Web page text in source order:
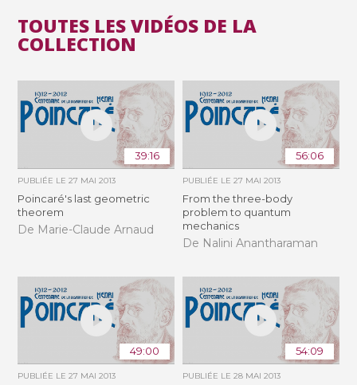
TOUTES LES VIDÉOS DE LA
COLLECTION
39:16
PUBLIÉE LE27 MAI 2013
Poincaré's last geometric
theorem
De Marie-Claude Arnaud
56:06
PUBLIÉE LE 27 MAI 2013
From the three-body
problem to quantum
mechanics
De Nalini Anantharaman
49:00
PUBLIÉE LE27 MAI 2013
54:09
PUBLIÉE LE 28 MAI 2013